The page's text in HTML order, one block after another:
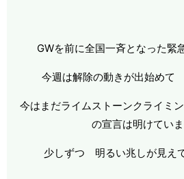
GWを前に全国一斉となった緊
今週は解除の動きが出始めて
今はまだライムストーンクライミ
の宣言は明けてい
少しずつ 明るい兆しが見え